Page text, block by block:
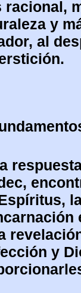
racional,
y
al
,
y